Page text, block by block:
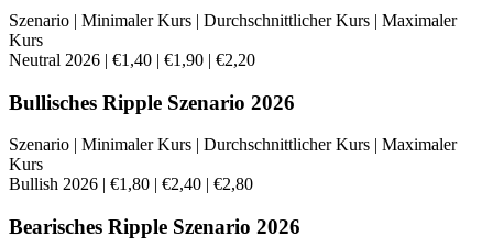
Szenario | Minimaler Kurs | Durchschnittlicher Kurs | Maximaler
Kurs
Neutral 2026 | €1,40 | €1,90 | €2,20
Bullisches Ripple Szenario 2026
Szenario | Minimaler Kurs | Durchschnittlicher Kurs | Maximaler
Kurs
Bullish 2026 | €1,80 | €2,40 | €2,80
Bearisches Ripple Szenario 2026